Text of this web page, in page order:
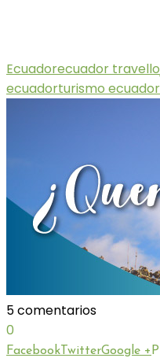
Ecuadorecuador travel
ecuadorturismo ecuador
5 comentarios
0
Facebook TwitterGoogle +